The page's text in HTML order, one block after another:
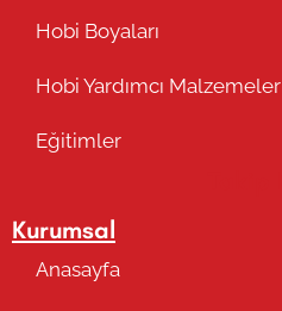
Hobi Boyaları
Hobi Yardımcı Malzemeler
Eğitimler
Kurumsal
Anasayfa